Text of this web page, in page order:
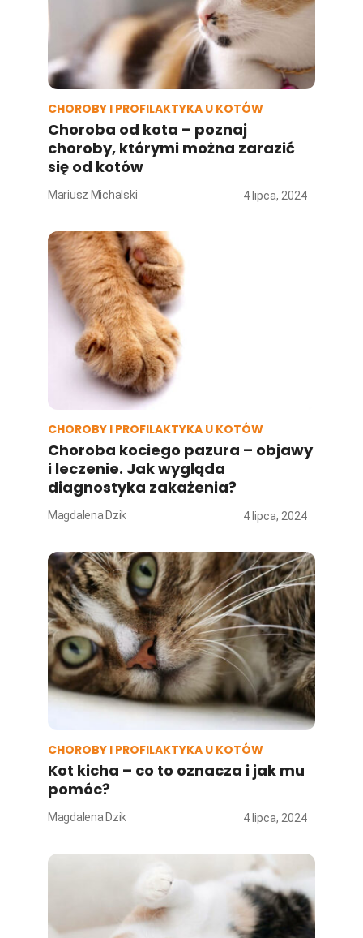
CHOROBY I PROFILAKTYKA U KOTÓW
Choroba od kota – poznaj
choroby, którymi można zarazić
się od kotów
Mariusz Michalski 4 lipca, 2024
CHOROBY I PROFILAKTYKA U KOTÓW
Choroba kociego pazura – objawy
i leczenie. Jak wygląda
diagnostyka zakażenia?
Magdalena Dzik 4 lipca, 2024
CHOROBY I PROFILAKTYKA U KOTÓW
Kot kicha – co to oznacza i jak mu
pomóc?
Magdalena Dzik 4 lipca, 2024